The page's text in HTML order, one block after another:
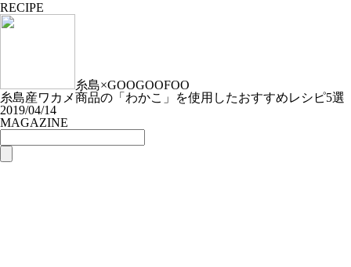
RECIPE
糸島×GOOGOOFOO
糸島産ワカメ商品の「わかこ」を使用したおすすめレシピ5選
2019/04/14
MAGAZINE